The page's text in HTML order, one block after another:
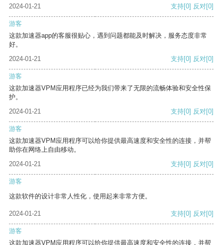
2024-01-21 支持[0] 反对[0]
游客
这款加速器app的客服很贴心，遇到问题都能及时解决，服务态度非常
好。
2024-01-21
支持[0] 反对[0]
游客
这款加速器VPM应用程序已经为我们带来了无限的流畅体验和安全性保
护。
2024-01-21
支持[0] 反对[0]
游客
这款加速器VPM应用程序可以给你提供最高速度和安全性的连接，并帮
助你在网络上自由移动。
2024-01-21
支持[0] 反对[0]
游客
这款软件的设计非常人性化，使用起来非常方便。
2024-01-21 支持[0] 反对[0]
游客
这款加速器VPM应用程序可以给你提供最高速度和安全性的连接，并帮